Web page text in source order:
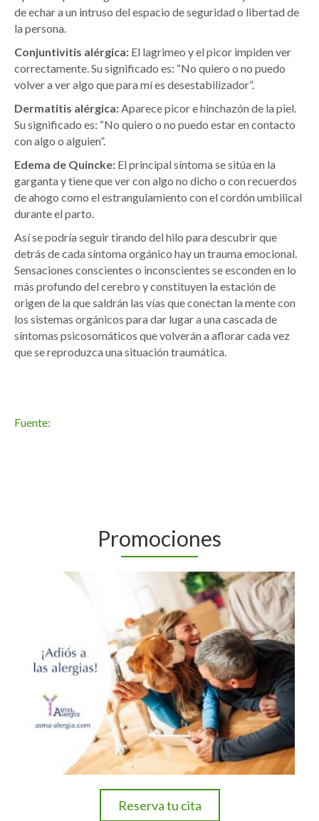
de echar a un intruso del espacio de seguridad o libertad de
la persona.
Conjuntivitis alérgica: El lagrimeo y el picor impiden ver
correctamente. Su significado es: “No quiero o no puedo
volver a ver algo que para mí es desestabilizador”.
Dermatitis alérgica:Aparece picor e hinchazón de la piel.
Su significado es: “No quiero o no puedo estar en contacto
con algo o alguien”.
Edema de Quincke: El principal síntoma se sitúa en la
garganta y tiene que ver con algo no dicho o con recuerdos
de ahogo como el estrangulamiento con el cordón umbilical
durante el parto.
Así se podría seguir tirando del hilo para descubrir que
detrás de cada síntoma orgánico hay un trauma emocional.
Sensaciones conscientes o inconscientes se esconden en lo
más profundo del cerebro y constituyen la estación de
origen de la que saldrán las vías que conectan la mente con
los sistemas orgánicos para dar lugar a una cascada de
síntomas psicosomáticos que volverán a aflorar cada vez
que se reproduzca una situación traumática.
Fuente:
Promociones
Reserva tu cita